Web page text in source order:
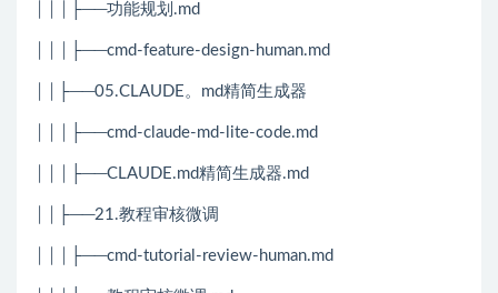
│││├──功能规划.md
│││├──cmd-feature-design-human.md
││├──05.CLAUDE。md精简生成器
│││├──cmd-claude-md-lite-code.md
│││├──CLAUDE.md精简生成器.md
││├──21.教程审核微调
│││├──cmd-tutorial-review-human.md